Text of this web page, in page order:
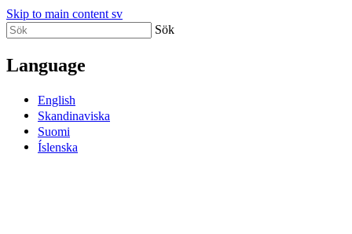
Skip to main content sv
Sök
Language
English
Skandinaviska
Suomi
Íslenska